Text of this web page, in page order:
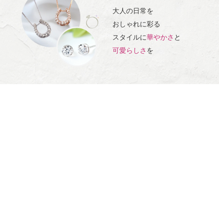
大人の日常を
おしゃれに彩る
スタイルに華やかさ と
可愛らしさ を